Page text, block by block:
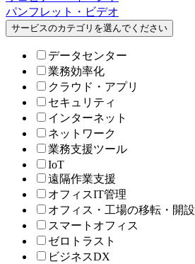
パンフレット・ビデオ
サービスのカテゴリを選んでください
データセンター
業務効率化
クラウド・アプリ
セキュリティ
インターネット
ネットワーク
業務支援ツール
IoT
遠隔作業支援
オフィスIT管理
オフィス・工場の移転・開設
スマートオフィス
ゼロトラスト
ビジネスDX